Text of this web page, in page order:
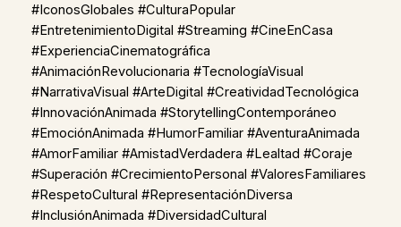
#IconosGlobales #CulturaPopular
#EntretenimientoDigital #Streaming #CineEnCasa
#ExperienciaCinematográfica
#AnimaciónRevolucionaria #TecnologíaVisual
#NarrativaVisual #ArteDigital #CreatividadTecnológica
#InnovaciónAnimada #StorytellingContemporáneo
#EmociónAnimada #HumorFamiliar #AventuraAnimada
#AmorFamiliar #AmistadVerdadera #Lealtad #Coraje
#Superación #CrecimientoPersonal #ValoresFamiliares
#RespetoCultural #RepresentaciónDiversa
#InclusiónAnimada #DiversidadCultural